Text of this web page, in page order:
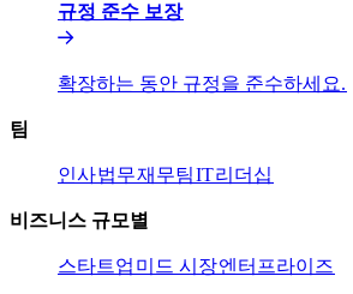
규정 준수 보장​​
확장하는 동안 규정을 준수하세요.​​
팀​​
인사​​법무​​재무팀​​IT​​리더십​​
비즈니스 규모별​​
스타트업​​ 미드 시장​​엔터프라이즈​​